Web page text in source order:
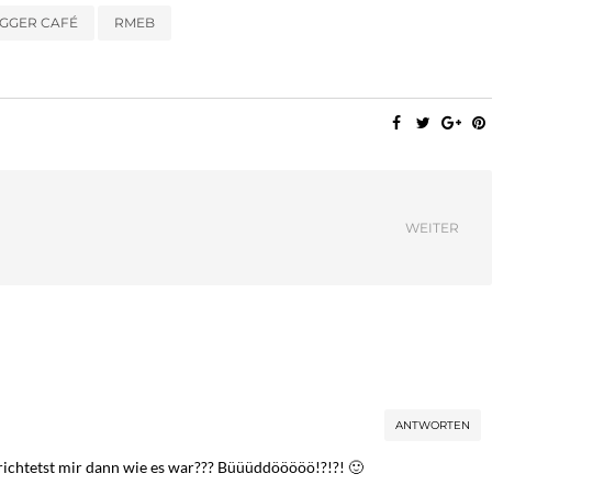
CAFÉ RMEB
WEITER
ANTWORTEN
mir dann wie es war??? Büüüddööööö!?!?! 🙂